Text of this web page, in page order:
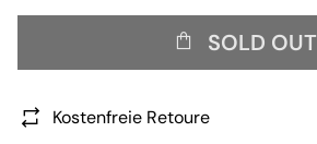
SOLD OUT
Kostenfreie Retoure